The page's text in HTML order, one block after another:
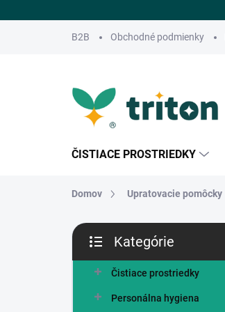
na
B2B Obchodné podmienky
ČISTIACE PROSTRIEDKY
Domov Upratovacie pomôcky
B
č
kategórie
Kategórie
Čistiace prostriedky
Personálna hygiena